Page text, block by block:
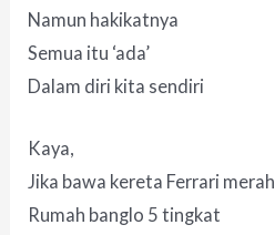
Namun hakikatnya
Semua itu ‘ada’
Dalam diri kita sendiri
Kaya,
Jika bawa kereta Ferrari merah
Rumah banglo 5 tingkat